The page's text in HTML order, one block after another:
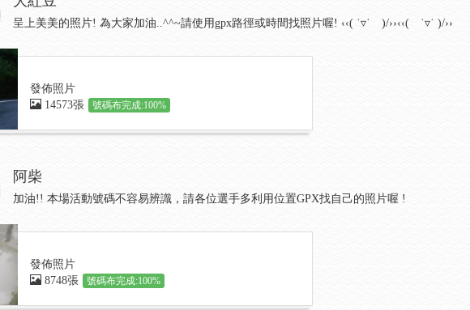
呈上美美的照片! 為大家加油..^^~請使用gpx路徑或時間找照片喔! ‹‹( ˙▿˙ )/››‹‹( ˙▿˙ )/››
發佈照片
14573張
號碼布完成:100%
阿柴
加油!! 本場活動號碼不容易辨識，請各位選手多利用位置GPX找自己的照片喔 !
發佈照片
8748張
號碼布完成:100%